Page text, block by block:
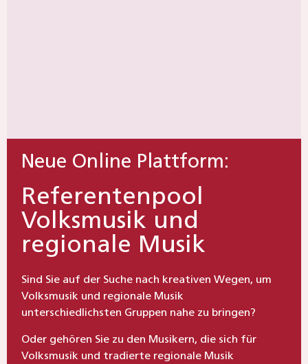
Neue Online Plattform:
Referentenpool
Volksmusik und
regionale Musik
Sind Sie auf der Suche nach kreativen Wegen, um
Volksmusik und regionale Musik
unterschiedlichsten Gruppen nahe zu bringen?
Oder gehören Sie zu den Musikern, die sich für
Volksmusik und tradierte regionale Musik